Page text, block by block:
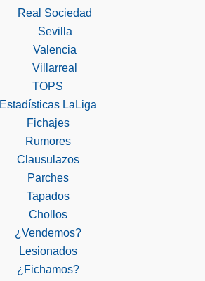
Real Sociedad
Sevilla
Valencia
Villarreal
TOPS
Estadísticas LaLiga
Fichajes
Rumores
Clausulazos
Parches
Tapados
Chollos
¿Vendemos?
Lesionados
¿Fichamos?